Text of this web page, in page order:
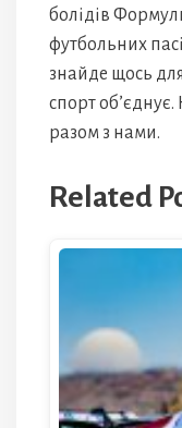
болідів
футбольних
знайде щось
спорт
разом з нами.
Related